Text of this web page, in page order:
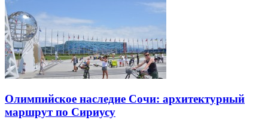
Олимпийское наследие Сочи: архитектурный
маршрут по Сириусу